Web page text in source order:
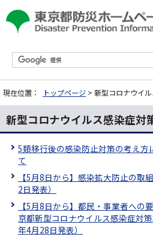
現在位置： トップページ > 新型コロナウイ
新型コロナウイルス感染症対
5類移行後の感染防止対策の考え方
て
【5月8日から】感染拡大防止の
2日発表）
【5月8日から】都民・事業者への
京都新型コロナウイルス感染症対
年4月28日発表）